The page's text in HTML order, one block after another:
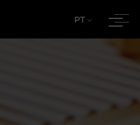
PT